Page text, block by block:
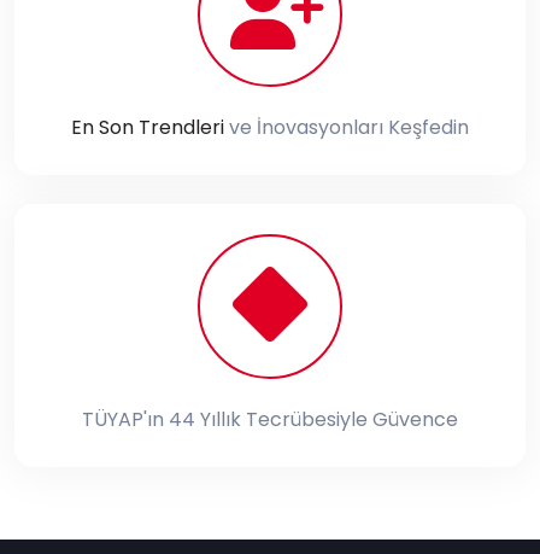
En Son Trendlerive İnovasyonları Keşfedin
TÜYAP'ın 44 Yıllık Tecrübesiyle Güvence